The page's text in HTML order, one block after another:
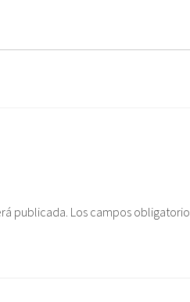
publicada. Los campos